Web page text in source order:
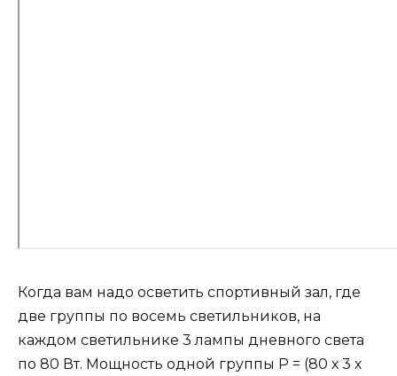
Когда вам надо осветить спортивный зал, где
две группы по восемь светильников, на
каждом светильнике 3 лампы дневного света
по 80 Вт. Мощность одной группы Р = (80 х 3 х